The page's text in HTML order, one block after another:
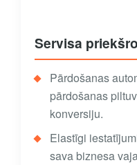
Servisa
Pārdošanas
pārdošanas
konversiju.
Elastīgi
sava biznesa